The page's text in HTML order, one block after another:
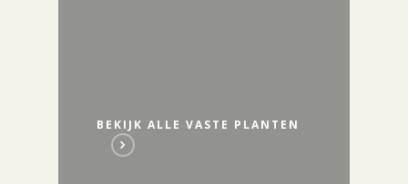
BEKIJK ALLE VASTE PLANTEN